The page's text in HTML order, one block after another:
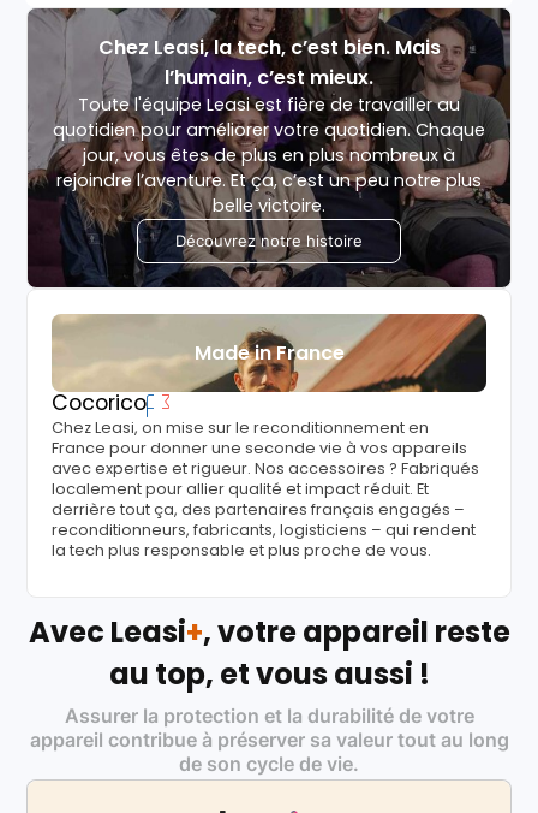
Chez Leasi, la tech, c’est bien. Mais
l’humain, c’est mieux.
Toute l'équipe Leasi est fière de travailler au
quotidien pour améliorer votre quotidien. Chaque
jour, vous êtes de plus en plus nombreux à
rejoindre l’aventure. Et ça, c’est un peu notre plus
belle victoire.
Découvrez notre histoire
Made in France
Cocorico
Chez Leasi, on mise sur le reconditionnement en
France pour donner une seconde vie à vos appareils
avec expertise et rigueur. Nos accessoires ? Fabriqués
localement pour allier qualité et impact réduit. Et
derrière tout ça, des partenaires français engagés –
reconditionneurs, fabricants, logisticiens – qui rendent
la tech plus responsable et plus proche de vous.
Avec Leasi+, votre appareil reste
au top, et vous aussi !
Assurer la protection et la durabilité de votre
appareil contribue à préserver sa valeur tout au long
de son cycle de vie.